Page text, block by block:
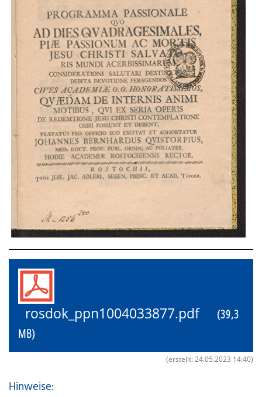
rosdok_ppn1004033877.pdf
(39,3
MB)
(erstellt: 24.05.2023 14:40)
Hinweise: